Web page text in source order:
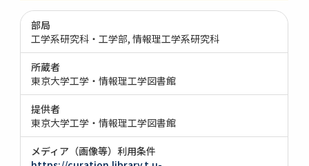
部局
工学系研究科・工学部 情報理工学系研究科
所蔵者
東京大学工学・情報理工学図書館
提供者
東京大学工学・情報理工学図書館
メディア（画像等）利用条件